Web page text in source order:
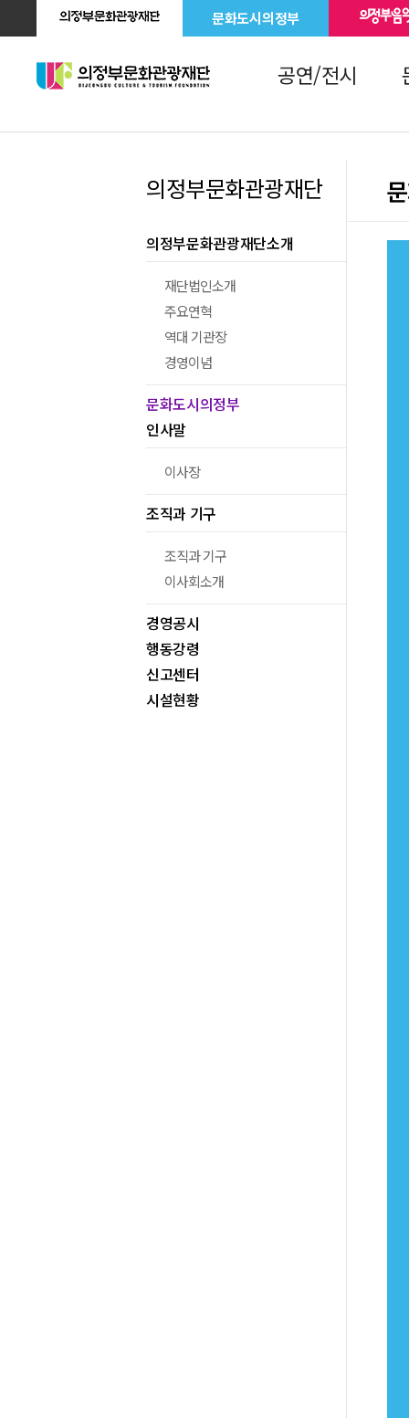
문화도시의정부
공연/전시
의정부문화관광재단
의정부문화관광재단소개
재단법인소개
주요연혁
역대 기관장
경영이념
문화도시의정부
인사말
이사장
조직과 기구
조직과 기구
이사회소개
경영공시
행동강령
신고센터
시설현황